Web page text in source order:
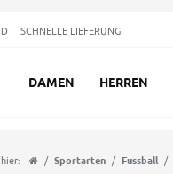
SCHNELLE LIEFERUNG
DAMEN HERREN
Sportarten Fussball